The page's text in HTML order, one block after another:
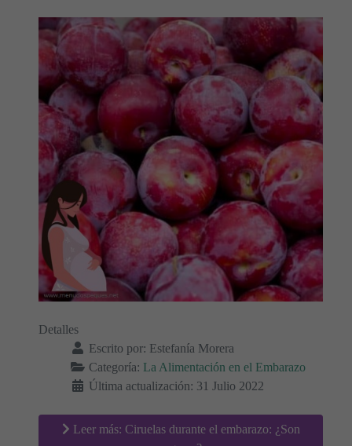
Detalles
Escrito por: Estefanía Morera
Categoría: La Alimentación en el Embarazo
Última actualización: 31 Julio 2022
Leer más: Ciruelas durante el embarazo: ¿Son